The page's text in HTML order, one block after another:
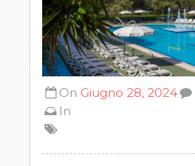
On Giugno 28, 2024
In